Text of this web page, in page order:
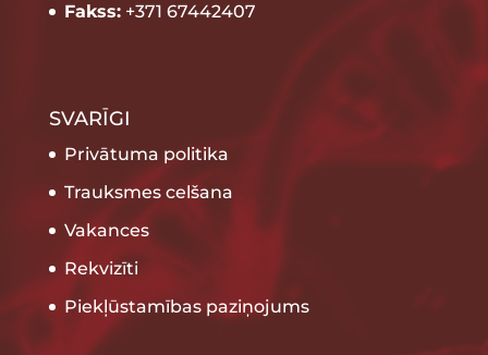
Fakss:+371 67442407
SVARĪGI
Privātuma politika
Trauksmes celšana
Vakances
Rekvizīti
Piekļūstamības paziņojums